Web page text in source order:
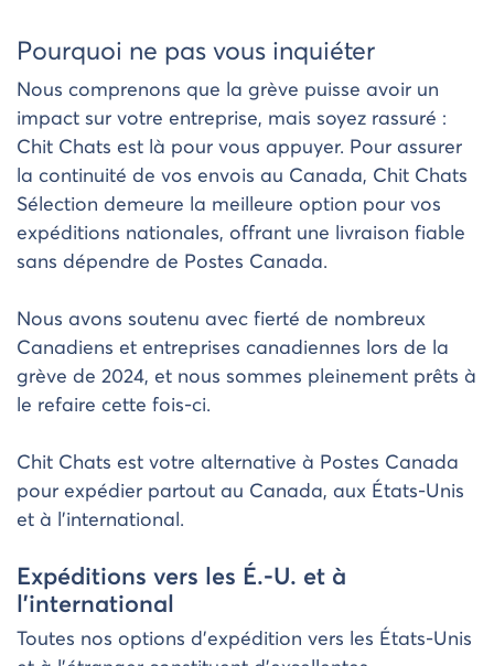
Pourquoi ne pas vous inquiéter
Nous comprenons que la grève puisse avoir un
impact sur votre entreprise, mais soyez rassuré :
Chit Chats est là pour vous appuyer. Pour assurer
la continuité de vos envois au Canada, Chit Chats
Sélection demeure la meilleure option pour vos
expéditions nationales, offrant une livraison fiable
sans dépendre de Postes Canada.
Nous avons soutenu avec fierté de nombreux
Canadiens et entreprises canadiennes lors de la
grève de 2024, et nous sommes pleinement prêts à
le refaire cette fois-ci.
Chit Chats est votre alternative à Postes Canada
pour expédier partout au Canada, aux États-Unis
et à l’international.
Expéditions vers les É.-U. et à
l’international
Toutes nos options d’expédition vers les États-Unis